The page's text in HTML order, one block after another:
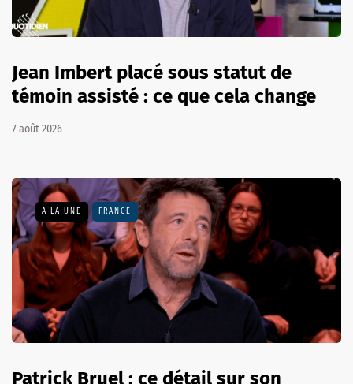
Jean Imbert placé sous statut de
témoin assisté : ce que cela change
7 août 2026
A LA UNE FRANCE
Patrick Bruel : ce détail sur son